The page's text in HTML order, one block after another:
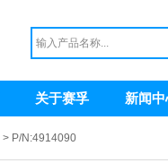
关于赛孚 新闻
> P/N:4914090